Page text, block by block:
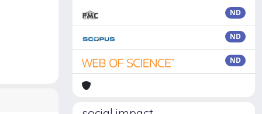
ND
ND
ND